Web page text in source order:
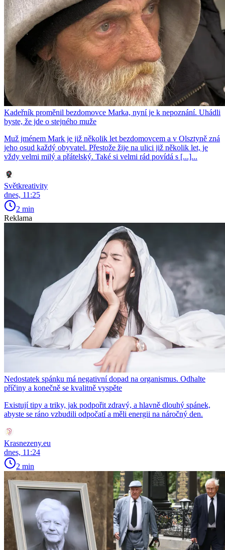
Kadeřník proměnil bezdomovce Marka, nyní je k nepoznání. Uhádli
byste, že jde o stejného muže
Muž jménem Mark je již několik let bezdomovcem a v Olsztyně zná
jeho osud každý obyvatel. Přestože žije na ulici již několik let, je
vždy velmi milý a přátelský. Také si velmi rád povídá s [...]...
Světkreativity
dnes, 11:25
2 min
Reklama
Nedostatek spánku má negativní dopad na organismus. Odhalte
příčiny a konečně se kvalitně vyspěte
Existují tipy a triky, jak podpořit zdravý, a hlavně dlouhý spánek,
abyste se ráno vzbudili odpočatí a měli energii na náročný den.
Krasnezeny.eu
dnes, 11:24
2 min